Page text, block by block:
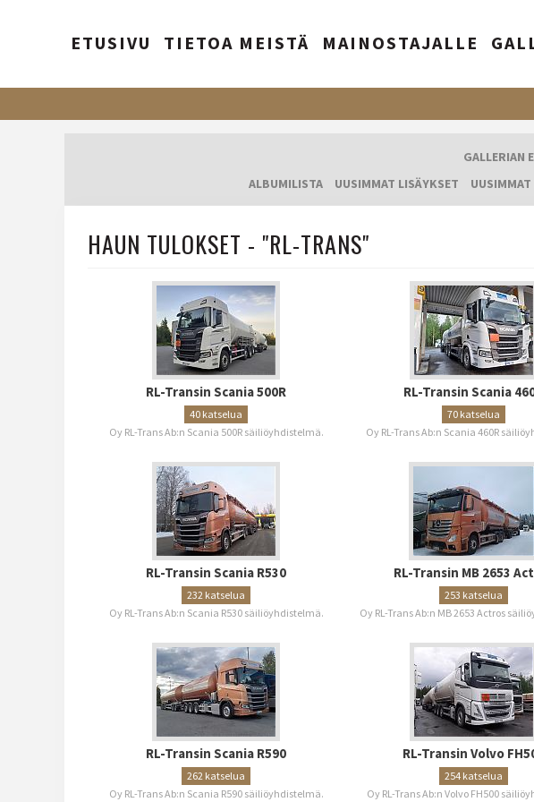
ETUSIVU TIETOA MEISTÄ MAINOSTAJALLE
GALLERIAN
ALBUMILISTA
UUSIMMAT LISÄYKSET
HAUN TULOKSET - "RL-TRANS"
RL-Transin Scania 500R
40 katselua
Oy RL-Trans Ab:n Scania 500R säiliöyhdistelmä.
RL-Transin Scania
70 katselua
Oy RL-Trans Ab:n Scania 460R
RL-Transin Scania R530
232 katselua
Oy RL-Trans Ab:n Scania R530 säiliöyhdistelmä.
RL-Transin MB 2653
253 katselua
Oy RL-Trans Ab:n MB 2653 Actros
RL-Transin Scania R590
262 katselua
Oy RL-Trans Ab:n Scania R590 säiliöyhdistelmä.
RL-Transin Volvo
254 katselua
Oy RL-Trans Ab:n Volvo FH500